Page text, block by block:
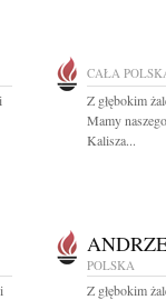
CAŁA
Z głębokim
Mamy
Kalisza...
POLSKA
Z głębokim